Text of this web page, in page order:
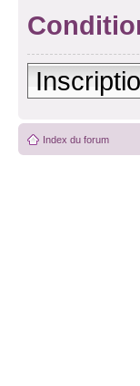
Index du forum